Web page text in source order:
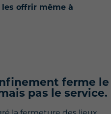
offrir même à
ferme le
pas le service.